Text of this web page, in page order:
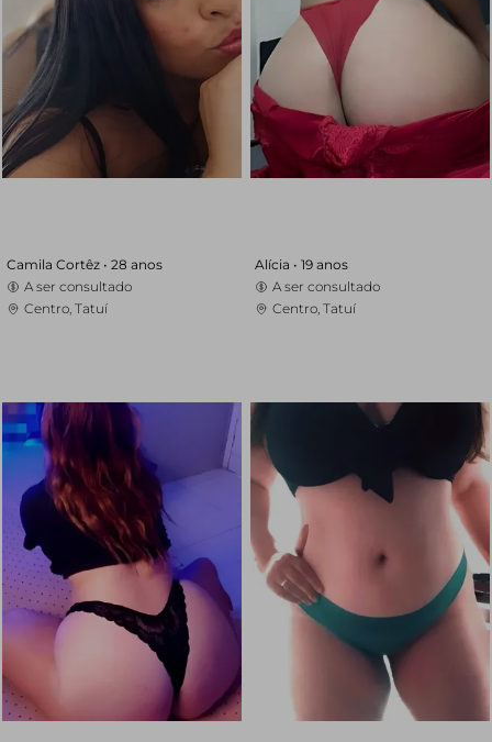
Camila Cortêz • 28 anos
A ser consultado
Centro, Tatuí
Alícia • 19 anos
A ser consultado
Centro, Tatuí